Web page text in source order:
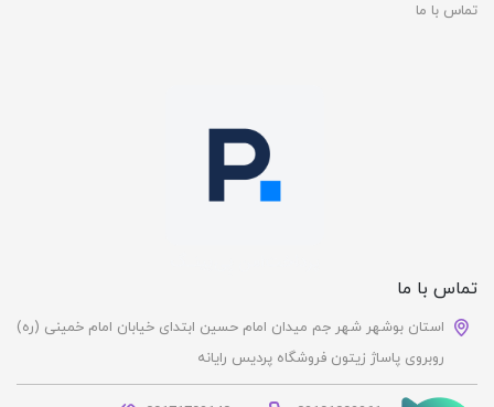
تماس با ما
تماس با ما
استان بوشهر شهر جم میدان امام حسین ابتدای خیابان امام خمینی (ره)
روبروی پاساژ زیتون فروشگاه پردیس رایانه